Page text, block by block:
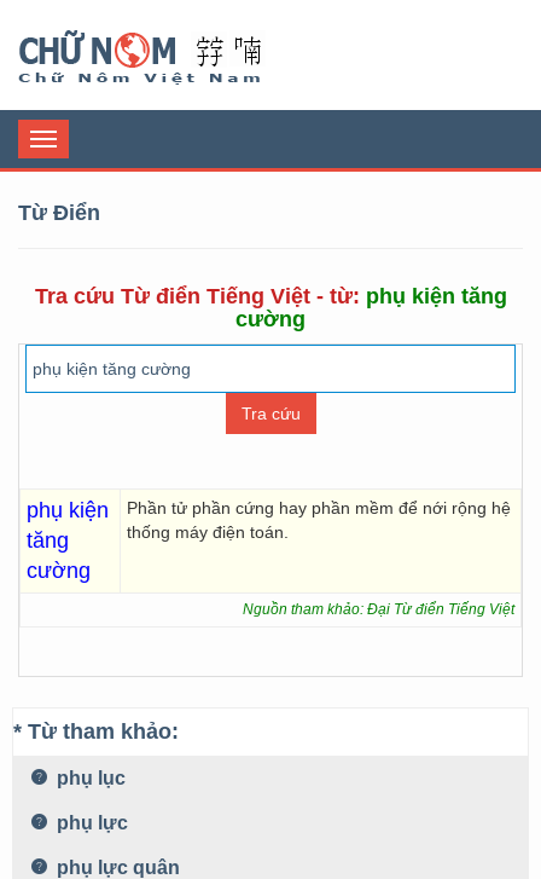
Toggle
navigation
Từ Điển
Tra cứu Từ điển Tiếng Việt - từ: phụ kiện tăng
cường
phụ kiện
tăng
cường
Phần tử phần cứng hay phần mềm để nới rộng hệ
thống máy điện toán.
Nguồn tham khảo: Đại Từ điển Tiếng Việt
* Từ tham khảo:
phụ lục
phụ lực
phụ lực quân